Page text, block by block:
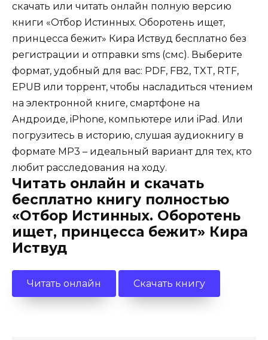
скачать или читать онлайн полную версию
книги «Отбор Истинных. Оборотень ищет,
принцесса бежит» Кира Иствуд бесплатно без
регистрации и отправки sms (смс). Выберите
формат, удобный для вас: PDF, FB2, TXT, RTF,
EPUB или торрент, чтобы насладиться чтением
на электронной книге, смартфоне на
Андроиде, iPhone, компьютере или iPad. Или
погрузитесь в историю, слушая аудиокнигу в
формате MP3 – идеальный вариант для тех, кто
любит расследования на ходу.
Читать онлайн и скачать
бесплатно книгу полностью
«Отбор Истинных. Оборотень
ищет, принцесса бежит» Кира
Иствуд
Читать онлайн Скачать книгу